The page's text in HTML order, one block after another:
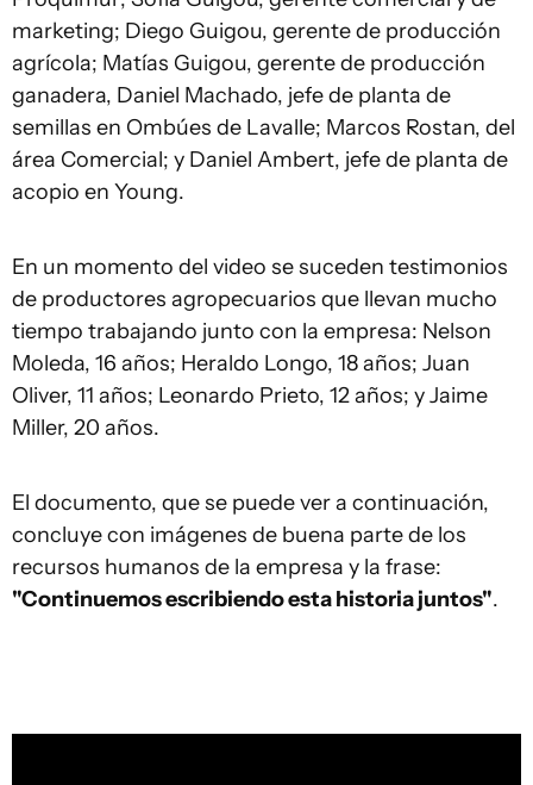
marketing; Diego Guigou, gerente de producción
agrícola; Matías Guigou, gerente de producción
ganadera, Daniel Machado, jefe de planta de
semillas en Ombúes de Lavalle; Marcos Rostan, del
área Comercial; y Daniel Ambert, jefe de planta de
acopio en Young.
En un momento del video se suceden testimonios
de productores agropecuarios que llevan mucho
tiempo trabajando junto con la empresa: Nelson
Moleda, 16 años; Heraldo Longo, 18 años; Juan
Oliver, 11 años; Leonardo Prieto, 12 años; y Jaime
Miller, 20 años.
El documento, que se puede ver a continuación,
concluye con imágenes de buena parte de los
recursos humanos de la empresa y la frase:
"Continuemos escribiendo esta historia juntos".